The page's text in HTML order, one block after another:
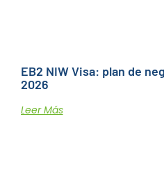
EB2 NIW Visa: plan de
2026
Leer Más